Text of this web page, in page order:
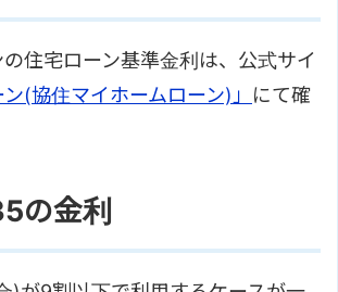
住宅ローン基準金利は、公式サイ
ン(協住マイホームローン)」 にて確
の金利